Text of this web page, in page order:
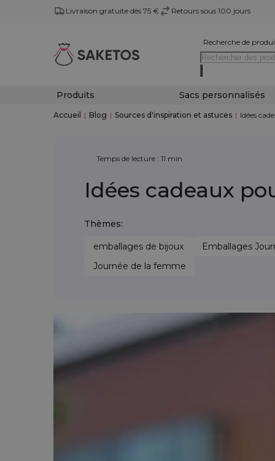
Livraison gratuite dès 75 € Retours sous 100 jours
Recherche de
Produits Sacs personnalisés
Accueil | Blog | Sources d'inspiration et astuces | Idées
Temps de lecture : 11 min
Idées cadeaux
Thèmes:
emballages de bijoux Emballages
Journée de la femme